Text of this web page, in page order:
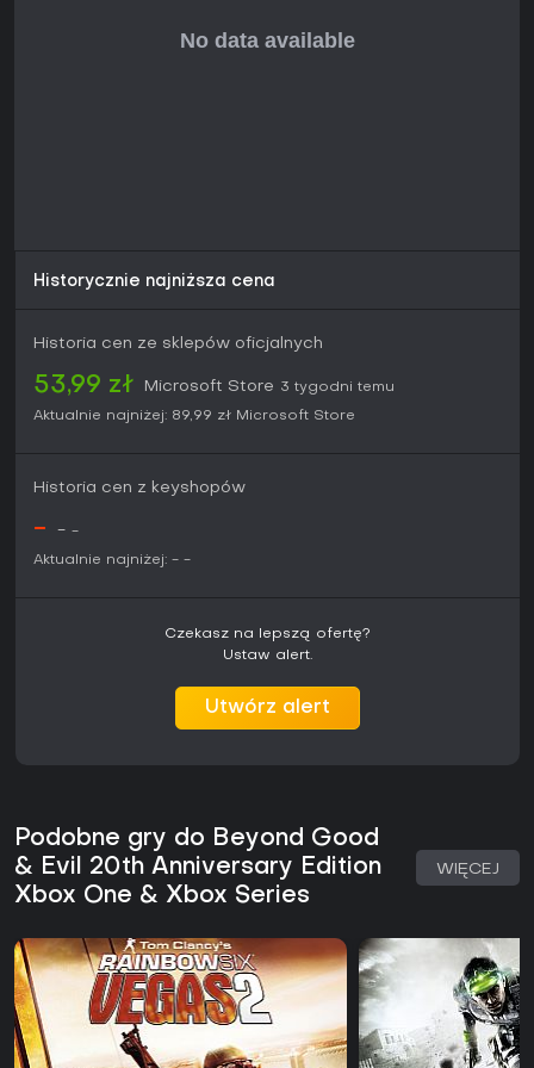
ekskluzywnych materiałów dla fanów. Nowi gracze docenią
Historycznie najniższa cena
Historia cen ze sklepów oficjalnych
53,99 zł Microsoft Store 3 tygodni temu
Aktualnie najniżej: 89,99 zł Microsoft Store
Historia cen z keyshopów
- - -
Aktualnie najniżej: - -
Czekasz na lepszą ofertę?
Ustaw alert.
Utwórz alert
Podobne gry do Beyond Good
& Evil 20th Anniversary Edition
Xbox One & Xbox Series
WIĘCEJ